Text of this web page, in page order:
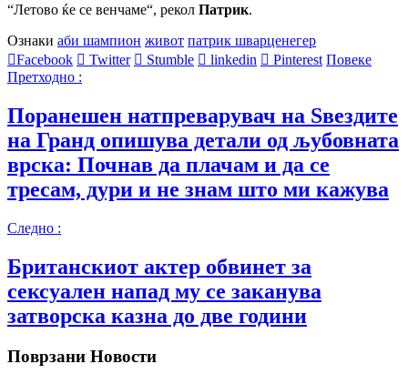
“Летово ќе се венчаме“, рекол Патрик.
Ознаки аби шампион живот патрик шварценегер
Facebook
Twitter Stumble linkedin Pinterest Повеке
Претходно :
Поранешен натпреварувач на Ѕвездите
на Гранд опишува детали од љубовната
врска: Почнав да плачам и да се
тресам, дури и не знам што ми кажува
Следно :
Британскиот актер обвинет за
сексуален напад му се заканува
затворска казна до две години
Поврзани Новости